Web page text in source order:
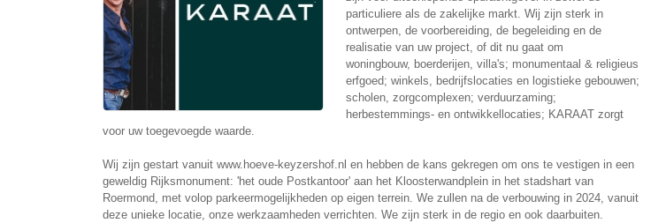
particuliere als de zakelijke markt. Wij zijn sterk in
ontwerpen, de voorbereiding, de begeleiding en de
realisatie van uw project, of dit nu gaat om
woningbouw, boerderijen, villa's; monumentaal & religieus
erfgoed; winkels, bedrijfslocaties en logistieke gebouwen;
scholen, zorgcomplexen; verduurzaming;
herbestemmings- en ontwikkellocaties; KARAAT zorgt
voor uw toegevoegde waarde.
Wij zijn gestart vanuit www.hoeve-keyzershof.nl en hebben de kans gekregen om ons te vestigen in een
geweldig Rijksmonument: 'het oude Postkantoor' aan het Kloosterwandplein in het stadshart van
Roermond, met volop parkeermogelijkheden op eigen terrein. We zullen na de verbouwing in 2024, vanuit
deze unieke locatie, onze werkzaamheden verrichten. We zijn sterk in de regio en ook daarbuiten.